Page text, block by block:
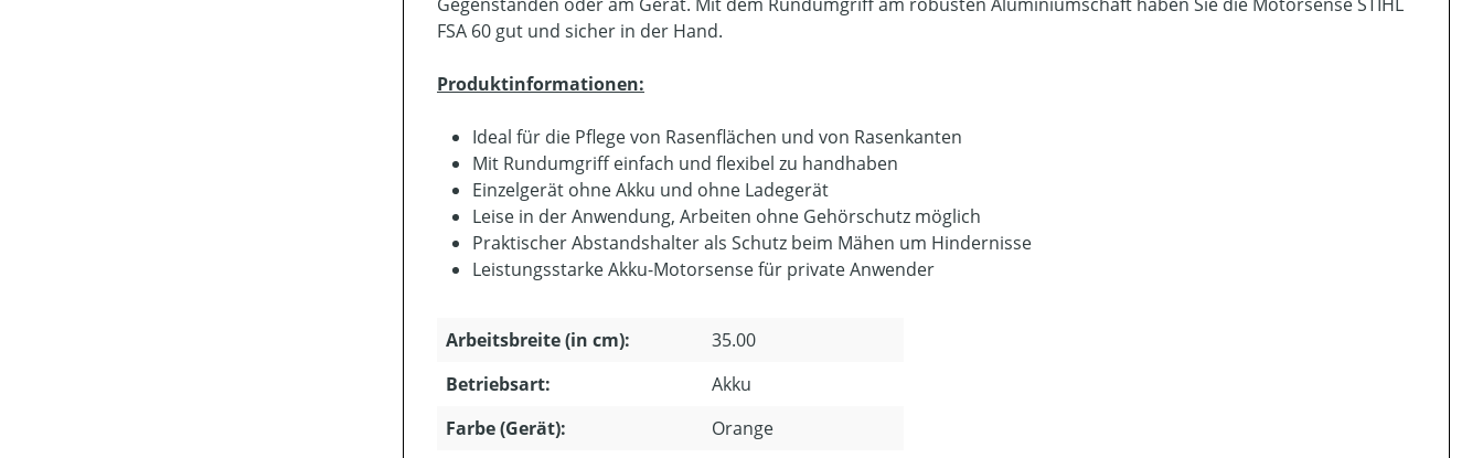
FSA 60 gut und sicher in der Hand.
Produktinformationen:
Ideal für die Pflege von Rasenflächen und von Rasenkanten
Mit Rundumgriff einfach und flexibel zu handhaben
Einzelgerät ohne Akku und ohne Ladegerät
Leise in der Anwendung, Arbeiten ohne Gehörschutz möglich
Praktischer Abstandshalter als Schutz beim Mähen um Hindernisse
Leistungsstarke Akku-Motorsense für private Anwender
Arbeitsbreite (in cm):
35.00
Betriebsart:
Akku
Farbe (Gerät):
Orange